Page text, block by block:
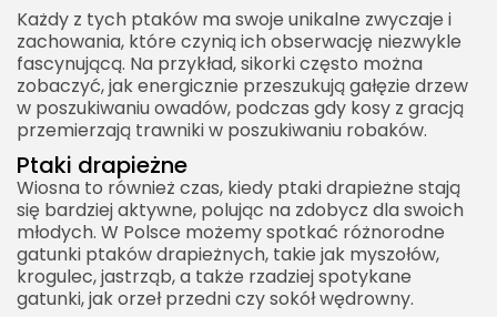
Każdy z tych ptaków ma swoje unikalne zwyczaje i
zachowania, które czynią ich obserwację niezwykle
fascynującą. Na przykład, sikorki często można
zobaczyć, jak energicznie przeszukują gałęzie drzew
w poszukiwaniu owadów, podczas gdy kosy z gracją
przemierzają trawniki w poszukiwaniu robaków.
Ptaki drapieżne
Wiosna to również czas, kiedy ptaki drapieżne stają
się bardziej aktywne, polując na zdobycz dla swoich
młodych. W Polsce możemy spotkać różnorodne
gatunki ptaków drapieżnych, takie jak myszołów,
krogulec, jastrząb, a także rzadziej spotykane
gatunki, jak orzeł przedni czy sokół wędrowny.